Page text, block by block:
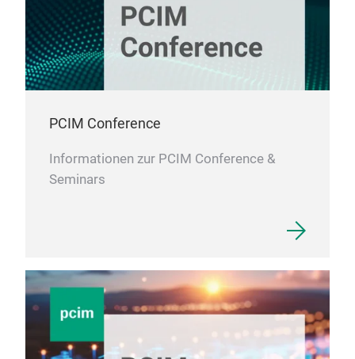
PCIM Conference
Informationen zur PCIM Conference &
Seminars